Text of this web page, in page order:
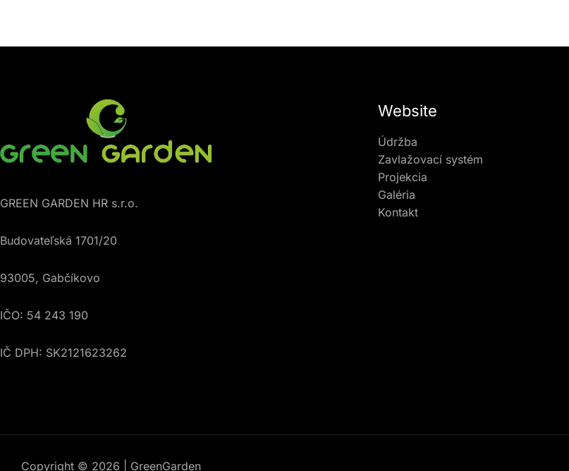
GREEN GARDEN HR s.r.o.
Budovateľská 1701/20
93005, Gabčíkovo
IČO: 54 243 190
IČ DPH: SK2121623262
Website
Údržba
Zavlažovací systém
Projekcia
Galéria
Kontakt
Copyright © 2026 | GreenGarden